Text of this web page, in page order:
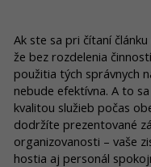
Ak ste sa pri čítaní
že bez rozdelenia
použitia tých správnych
nebude efektívna. A to
kvalitou služieb počas
dodržíte prezentované
organizovanosti – vaše
hostia aj personál